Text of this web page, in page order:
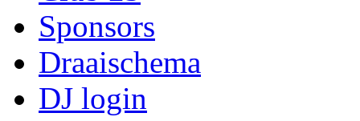
Sponsors
Draaischema
DJ login